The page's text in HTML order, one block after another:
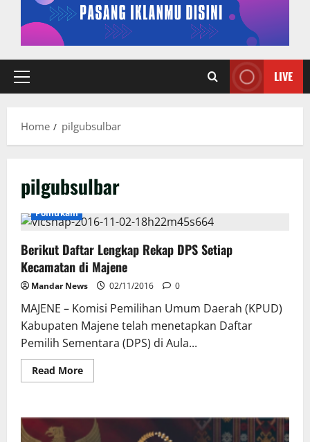
Primary
LIVE
Home pilgubsulbar
pilgubsulbar
Polhukam
Berikut Daftar Lengkap Rekap DPS Setiap
Kecamatan di Majene
Mandar News 02/11/2016 0
MAJENE – Komisi Pemilihan Umum Daerah (KPUD)
Kabupaten Majene telah menetapkan Daftar
Pemilih Sementara (DPS) di Aula...
Read MoreRead
more
Lengkap
Rekap
DPS